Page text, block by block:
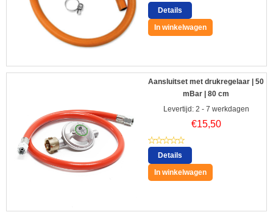
Details
In winkelwagen
Aansluitset met drukregelaar | 50
mBar | 80 cm
Levertijd: 2 - 7 werkdagen
€15,50
Details
In winkelwagen